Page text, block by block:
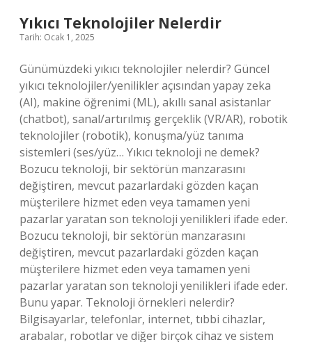
Yıkıcı Teknolojiler Nelerdir
Tarih: Ocak 1, 2025
Günümüzdeki yıkıcı teknolojiler nelerdir? Güncel
yıkıcı teknolojiler/yenilikler açısından yapay zeka
(AI), makine öğrenimi (ML), akıllı sanal asistanlar
(chatbot), sanal/artırılmış gerçeklik (VR/AR), robotik
teknolojiler (robotik), konuşma/yüz tanıma
sistemleri (ses/yüz… Yıkıcı teknoloji ne demek?
Bozucu teknoloji, bir sektörün manzarasını
değiştiren, mevcut pazarlardaki gözden kaçan
müşterilere hizmet eden veya tamamen yeni
pazarlar yaratan son teknoloji yenilikleri ifade eder.
Bozucu teknoloji, bir sektörün manzarasını
değiştiren, mevcut pazarlardaki gözden kaçan
müşterilere hizmet eden veya tamamen yeni
pazarlar yaratan son teknoloji yenilikleri ifade eder.
Bunu yapar. Teknoloji örnekleri nelerdir?
Bilgisayarlar, telefonlar, internet, tıbbi cihazlar,
arabalar, robotlar ve diğer birçok cihaz ve sistem